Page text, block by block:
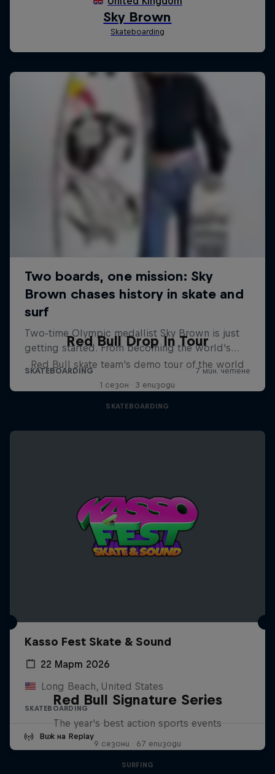
Red Bull Drop In Tour
Red Bull skate team's demo tour of the world
1 сезон · 3 епизоди
SKATEBOARDING
Kasso Fest Skate & Sound
22 Март 2026
Long Beach, United States
SKATEBOARDING
Виж на Replay
Red Bull Signature Series
The year's best action sports events
9 сезони · 67 епизоди
SURFING